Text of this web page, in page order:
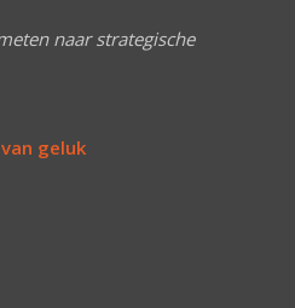
naar strategische
geluk